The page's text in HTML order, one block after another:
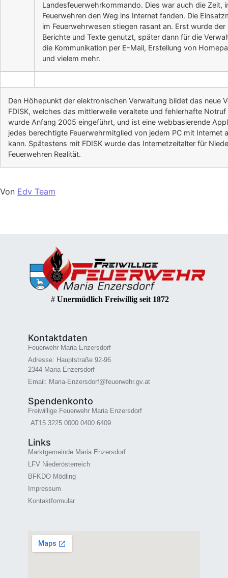
Landesfeuerwehrkommando. Dies war auch die Zeit,
Feuerwehren den Weg ins Internet fanden. Die
im Feuerwehrwesen stiegen rasant an. Erst wurde
Berichte und Texte genutzt, später dann für die
die Kommunikation per E-Mail, Erstellung von
und vielem mehr.
Den Höhepunkt der elektronischen Verwaltung bildet das neue
FDISK, welches das mittlerweile veraltete und fehlerhafte Notruf
wurde Anfang 2005 eingeführt, und ist eine webbasierende
jedes berechtigte Feuerwehrmitglied von jedem PC mit Internet
kann. Spätestens mit FDISK wurde das Internetzeitalter für
Feuerwehren Realität.
Von Edv Team
# Unermüdlich Freiwillig seit 1872
Kontaktdaten
Feuerwehr Maria Enzersdorf
Adresse: Hauptstraße 92-96
2344 Maria Enzersdorf
Email: Maria-Enzersdorf@feuerwehr.gv.at
Spendenkonto
Freiwillige Feuerwehr Maria Enzersdorf
AT15 3225 0000 0400 6409
Links
Marktgemeinde Maria Enzersdorf
LFV Niederösterreich
BFKDO Mödling
Impressum
Kontaktformular